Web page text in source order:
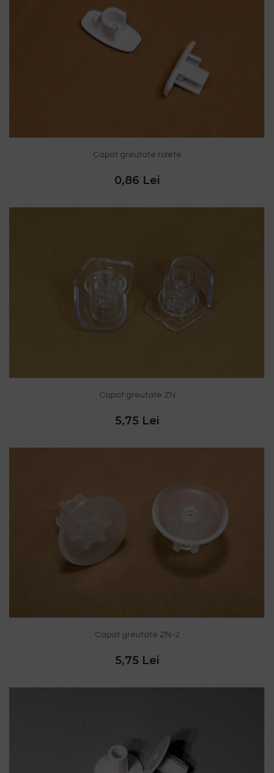
Capat greutate rolete
0,86 Lei
Capat greutate ZN
5,75 Lei
Capat greutate ZN-2
5,75 Lei